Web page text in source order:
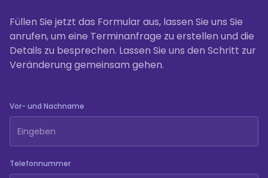
Füllen Sie jetzt das Formular aus, lassen Sie uns Sie
anrufen, um eine Terminanfrage zu erstellen und die
Details zu besprechen. Lassen Sie uns den Schritt zur
Veränderung gemeinsam gehen.
Vor- und Nachname
Telefonnummer